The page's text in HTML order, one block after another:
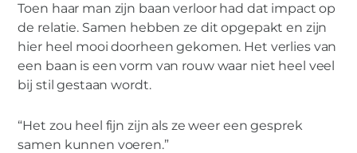
Toen haar man zijn baan verloor had dat impact op
de relatie. Samen hebben ze dit opgepakt en zijn
hier heel mooi doorheen gekomen. Het verlies van
een baan is een vorm van rouw waar niet heel veel
bij stil gestaan wordt.
“Het zou heel fijn zijn als ze weer een gesprek
samen kunnen voeren.”